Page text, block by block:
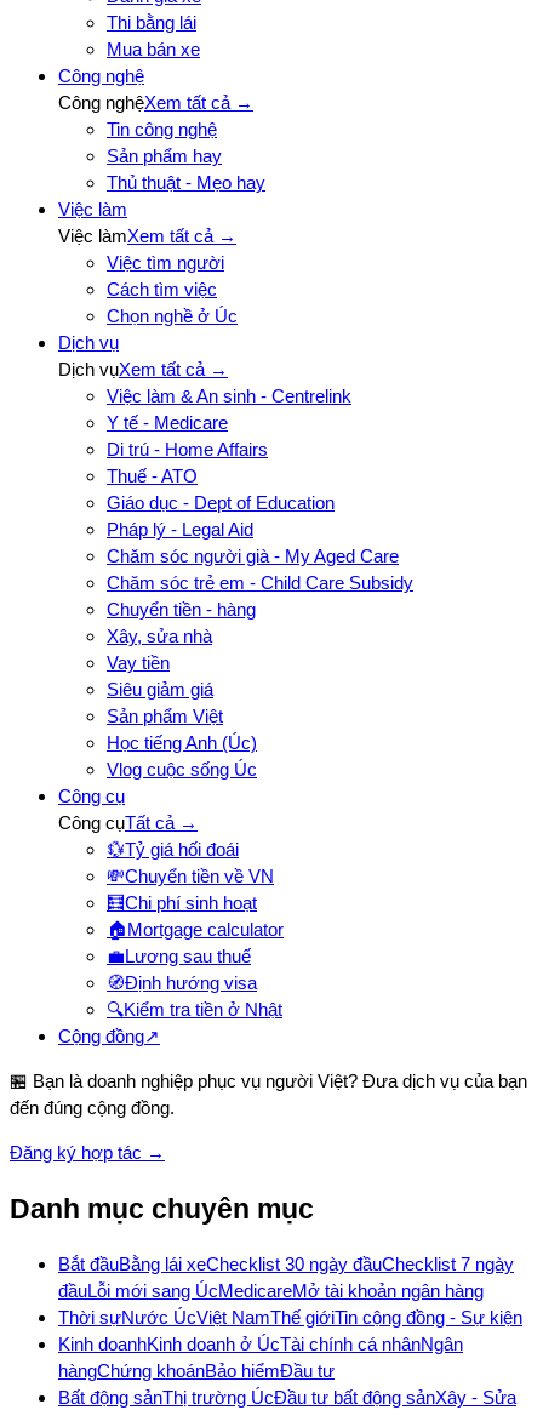
Thi bằng lái
Mua bán xe
Công nghệ
Công nghệXem tất cả →
Tin công nghệ
Sản phẩm hay
Thủ thuật - Mẹo hay
Việc làm
Việc làmXem tất cả →
Việc tìm người
Cách tìm việc
Chọn nghề ở Úc
Dịch vụ
Dịch vụXem tất cả →
Việc làm & An sinh - Centrelink
Y tế - Medicare
Di trú - Home Affairs
Thuế - ATO
Giáo dục - Dept of Education
Pháp lý - Legal Aid
Chăm sóc người già - My Aged Care
Chăm sóc trẻ em - Child Care Subsidy
Chuyển tiền - hàng
Xây, sửa nhà
Vay tiền
Siêu giảm giá
Sản phẩm Việt
Học tiếng Anh (Úc)
Vlog cuộc sống Úc
Công cụ
Công cụTất cả →
💱Tỷ giá hối đoái
💸Chuyển tiền về VN
🧮Chi phí sinh hoạt
🏠Mortgage calculator
💼Lương sau thuế
🧭Định hướng visa
🔍Kiểm tra tiền ở Nhật
Cộng đồng↗
🏪 Bạn là doanh nghiệp phục vụ người Việt? Đưa dịch vụ của bạn
đến đúng cộng đồng.
Đăng ký hợp tác →
Danh mục chuyên mục
Bắt đầuBằng lái xeChecklist 30 ngày đầuChecklist 7 ngày
đầuLỗi mới sang ÚcMedicareMở tài khoản ngân hàng
Thời sựNước ÚcViệt NamThế giớiTin cộng đồng - Sự kiện
Kinh doanhKinh doanh ở ÚcTài chính cá nhânNgân
hàngChứng khoánBảo hiểmĐầu tư
Bất động sảnThị trường ÚcĐầu tư bất động sảnXây - Sửa